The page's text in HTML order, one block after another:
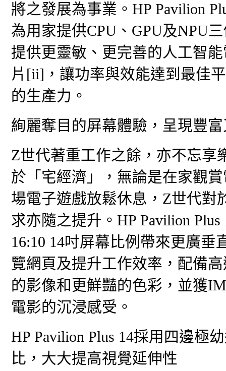
將之發展為事業。HP Pavilion
為用家提供CPU、GPU及NPU
提供更靈敏、更完善的人工智
片[ii]，讓功率與效能達到最佳
的生產力。
絢麗奪目的屏幕體驗，呈現豐
Z世代著重工作之餘，亦不忘享
於「宅經濟」，無論是在家觀
場電子遊戲放鬆休息，Z世代對
求亦隨之提升。HP Pavilion
16:10 14吋屏幕比例帶來更廣
覽網頁及提升工作效率，配備
的影像和更鮮豔的色彩，並獲
電影的沉浸感受。
HP Pavilion Plus 14採用四邊極
比，大大提高視覺延伸性